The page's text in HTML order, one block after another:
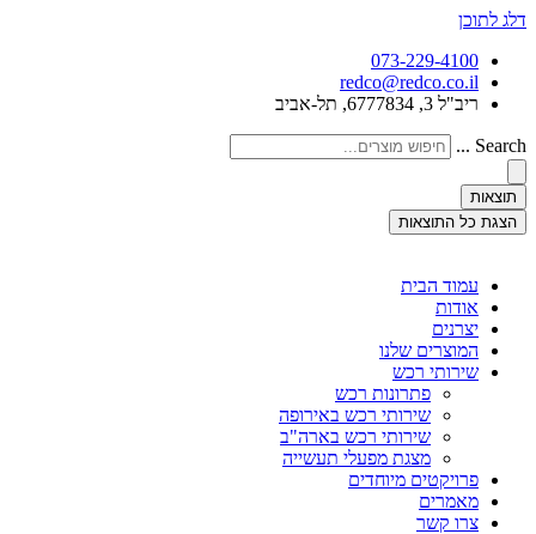
דלג לתוכן
073-229-4100
redco@redco.co.il
ריב"ל 3, 6777834, תל-אביב
Search ...
תוצאות
הצגת כל התוצאות
עמוד הבית
אודות
יצרנים
המוצרים שלנו
שירותי רכש
פתרונות רכש
שירותי רכש באירופה
שירותי רכש בארה"ב
מצגת מפעלי תעשייה
פרויקטים מיוחדים
מאמרים
צרו קשר